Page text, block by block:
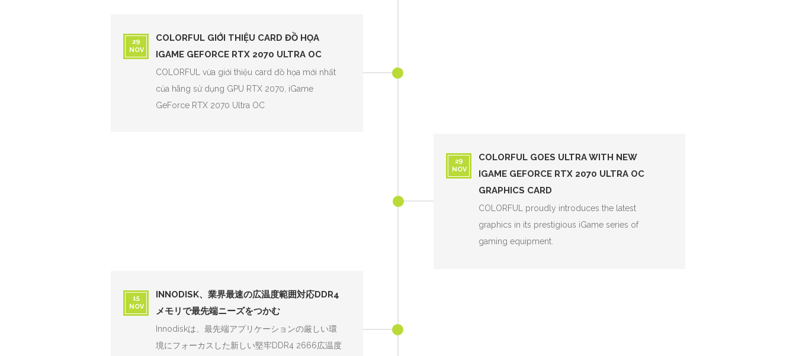
29
NOV
COLORFUL GIỚI THIỆU CARD ĐỒ HỌA
IGAME GEFORCE RTX 2070 ULTRA OC
COLORFUL vừa giới thiệu card đồ họa mới nhất
của hãng sử dụng GPU RTX 2070, iGame
GeForce RTX 2070 Ultra OC
29
NOV
COLORFUL GOES ULTRA WITH NEW
IGAME GEFORCE RTX 2070 ULTRA OC
GRAPHICS CARD
COLORFUL proudly introduces the latest
graphics in its prestigious iGame series of
gaming equipment.
15
NOV
INNODISK、業界最速の広温度範囲対応DDR4
メモリで最先端ニーズをつかむ
Innodiskは、最先端アプリケーションの厳しい環
境にフォーカスした新しい堅牢DDR4 2666広温度